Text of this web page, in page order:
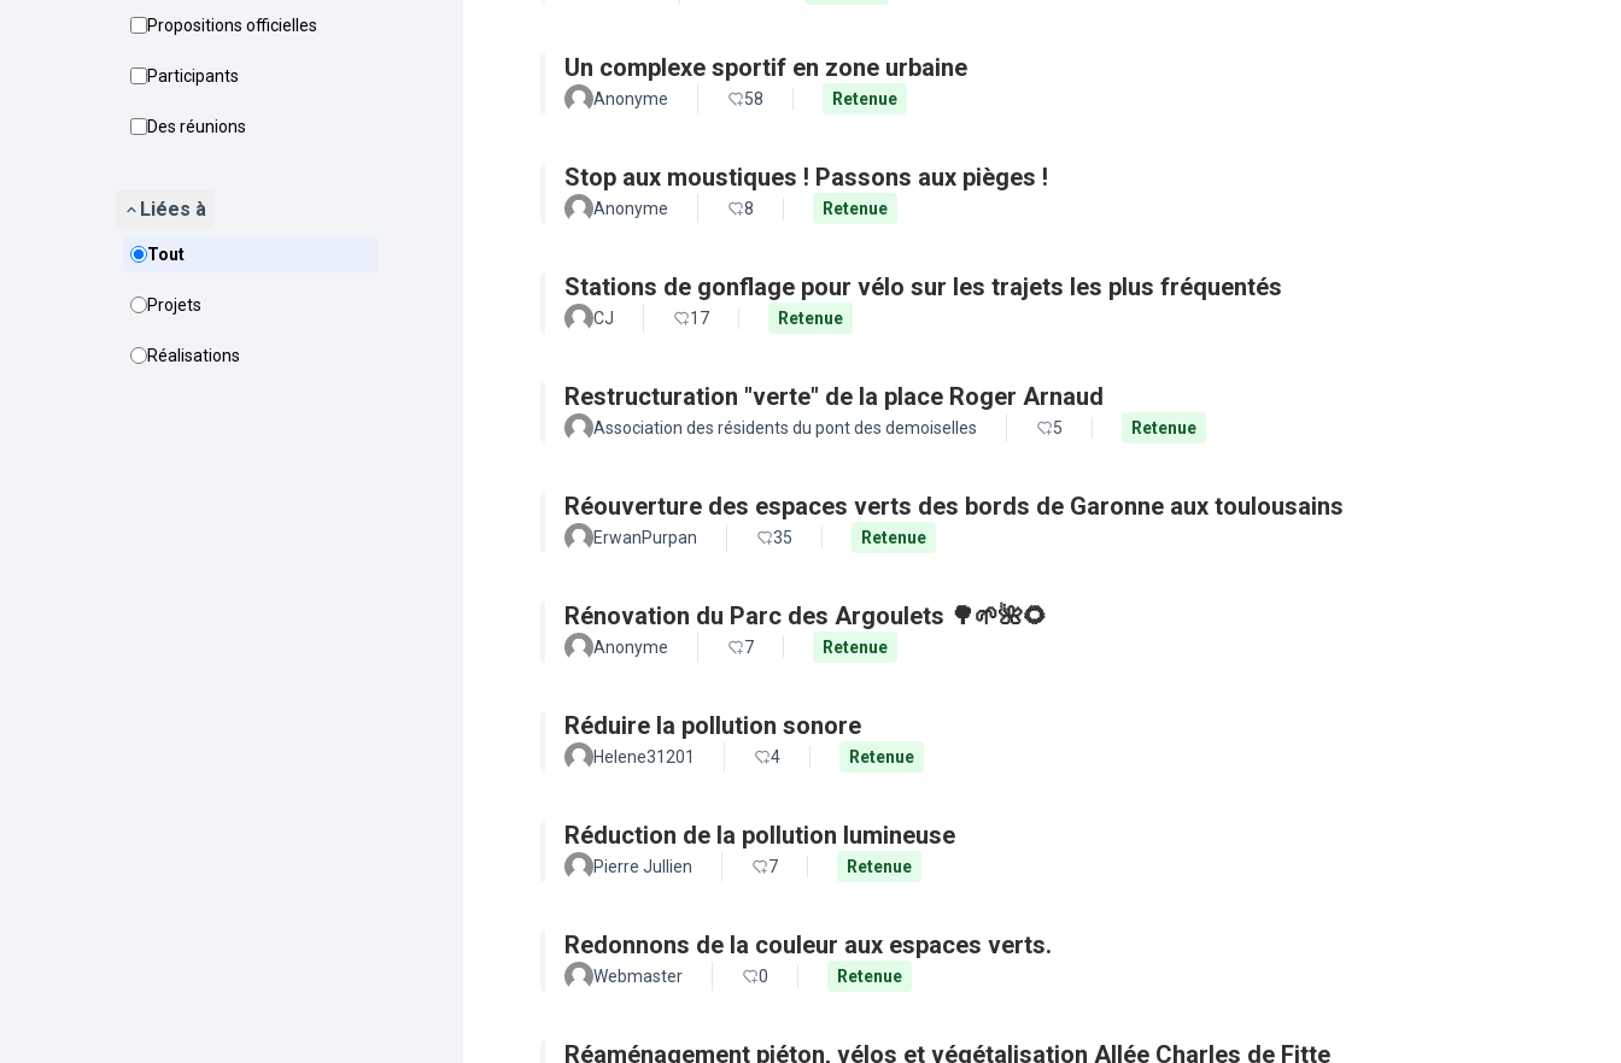
Propositions officielles
Participants
Des réunions
Liées à
Tout
Projets
Réalisations
Un complexe sportif en zone urbaine
Anonyme 58 Retenue
Stop aux moustiques ! Passons aux pièges !
Anonyme 8 Retenue
Stations de gonflage pour vélo sur les trajets les plus fréquentés
CJ 17 Retenue
Restructuration "verte" de la place Roger Arnaud
Association des résidents du pont des demoiselles 5 Retenue
Réouverture des espaces verts des bords de Garonne aux toulousains
ErwanPurpan 35 Retenue
Rénovation du Parc des Argoulets 🌳🌱🌺🌻
Anonyme 7 Retenue
Réduire la pollution sonore
Helene31201 4 Retenue
Réduction de la pollution lumineuse
Pierre Jullien 7 Retenue
Redonnons de la couleur aux espaces verts.
Webmaster 0 Retenue
Réaménagement piéton, vélos et végétalisation Allée Charles de Fitte